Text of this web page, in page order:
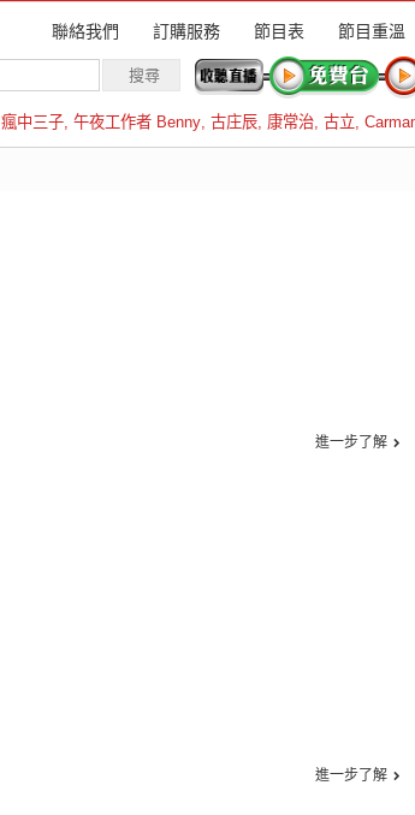
聯絡我們 訂購服務 節目表 節目重溫
瘋中三子, 午夜工作者 Benny, 古庄辰, 康常治, 古立,
進一步了解
進一步了解